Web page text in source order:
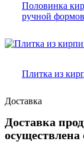
Половинка
ручной
Плитка из
Доставка
Доставка